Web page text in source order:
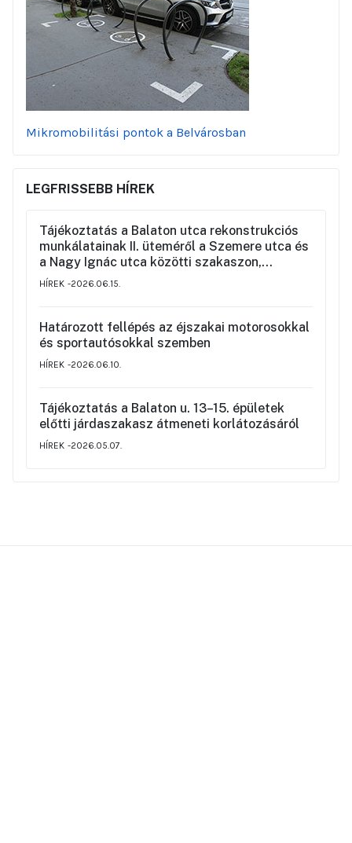
Mikromobilitási pontok a Belvárosban
LEGFRISSEBB HÍREK
Tájékoztatás a Balaton utca rekonstrukciós
munkálatainak II. üteméről a Szemere utca és
a Nagy Ignác utca közötti szakaszon,
valamint a környék ideiglenes forgalmi
HÍREK 2026.06.15.
Határozott fellépés az éjszakai motorosokkal
és sportautósokkal szemben
HÍREK 2026.06.10.
Tájékoztatás a Balaton u. 13–15. épületek
előtti járdaszakasz átmeneti korlátozásáról
HÍREK 2026.05.07.